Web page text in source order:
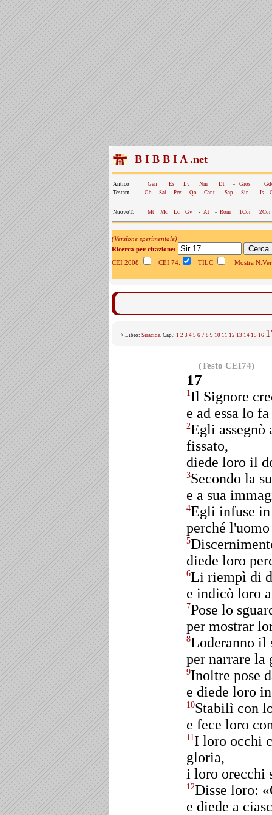
B I B B I A .net
Antico Gen Es Lv Nm Dt - Gios
Testam.
Gb Sal Prv Qo Cant Sap Sir - Is
NuovoT. Mt Mc Lc Gv - At - Rom 1Cor 2Cor
(Versione sperimentale)
Ricerca per citazione:
CEI 2008:
CEI 74: TILC: Mostra
> Libro: Siracide, Cap.: 1 2 3 4 5 6 7 8 9 10 11 12 13 14 15 16
(Testo CEI74)
17
1Il Signore
e ad essa lo
2Egli
fissato,
diede loro il
3Secondo la
e a sua
4Egli infuse
perché
5
diede loro
6Li riempì di
e indicò loro
7Pose lo
per mostrar
8Loderanno il
per narrare la
9Inoltre pose
e diede loro
10Stabilì con
e fece loro
11I loro occhi
gloria,
i loro orecchi
12Disse loro:
e diede a